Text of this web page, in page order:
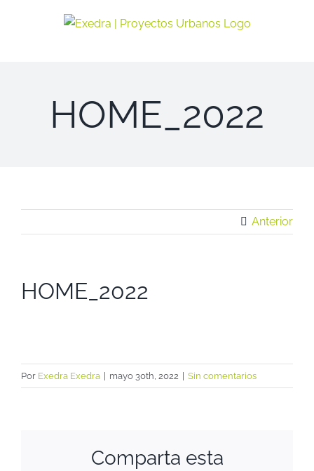
HOME_2022
Anterior
HOME_2022
Por Exedra Exedra mayo 30th, 2022 Sin comentarios
Comparta esta